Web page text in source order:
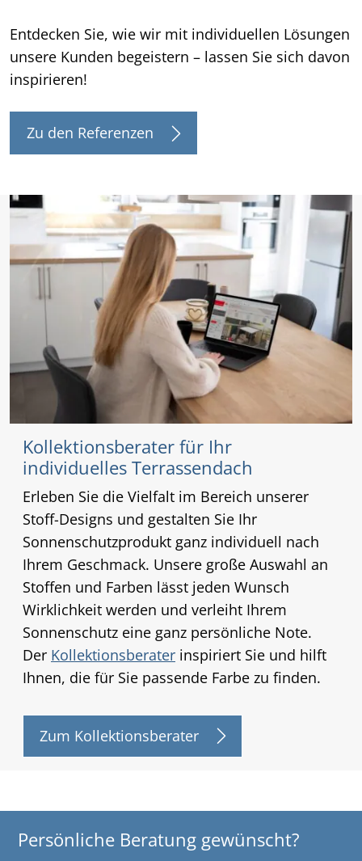
Entdecken Sie, wie wir mit individuellen Lösungen
unsere Kunden begeistern – lassen Sie sich davon
inspirieren!
Zu den Referenzen
Kollektionsberater für Ihr
individuelles Terrassendach
Erleben Sie die Vielfalt im Bereich unserer
Stoff-Designs und gestalten Sie Ihr
Sonnenschutzprodukt ganz individuell nach
Ihrem Geschmack. Unsere große Auswahl an
Stoffen und Farben lässt jeden Wunsch
Wirklichkeit werden und verleiht Ihrem
Sonnenschutz eine ganz persönliche Note.
Der Kollektionsberater inspiriert Sie und hilft
Ihnen, die für Sie passende Farbe zu finden.
Zum Kollektionsberater
Persönliche Beratung gewünscht?